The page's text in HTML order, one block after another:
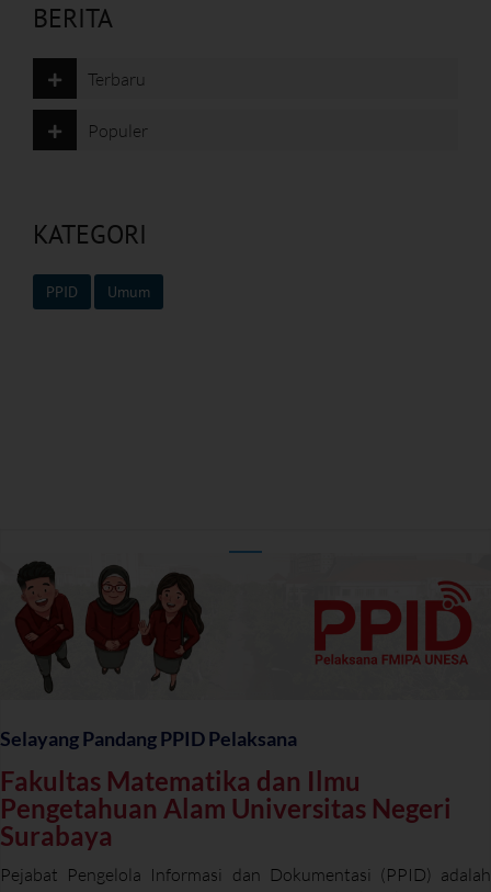
BERITA
Terbaru
Populer
KATEGORI
PPID Umum
Selayang Pandang PPID Pelaksana
Fakultas Matematika dan Ilmu
Pengetahuan Alam Universitas Negeri
Surabaya
Pejabat Pengelola Informasi dan Dokumentasi (PPID) adalah